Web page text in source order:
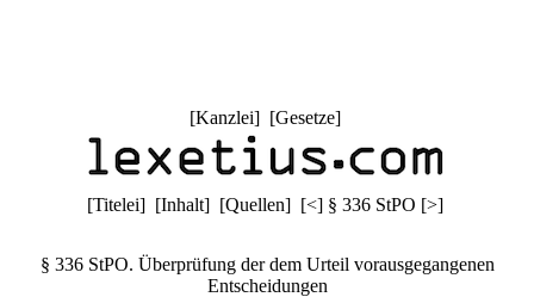
[Kanzlei] [Gesetze]
[Titelei] [Inhalt] [Quellen] [<] § 336 StPO [>]
§ 336 StPO. Überprüfung der dem Urteil vorausgegangenen
Entscheidungen